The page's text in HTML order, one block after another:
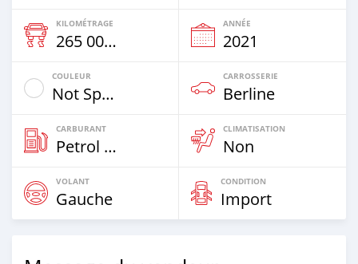
KILOMÉTRAGE
265 000 Km
ANNÉE
2021
COULEUR
Not Specified
CARROSSERIE
Berline
CARBURANT
Petrol Hybrid
CLIMATISATION
Non
VOLANT
Gauche
CONDITION
Import